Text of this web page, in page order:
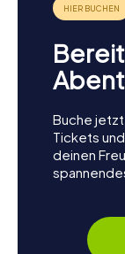
Buche
Tickets
deinen